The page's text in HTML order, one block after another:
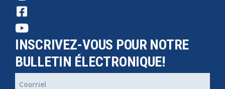
INSCRIVEZ-VOUS POUR NOTRE
BULLETIN ÉLECTRONIQUE!
Courriel